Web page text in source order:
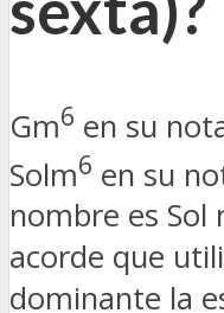
Gm6 en su
Solm6 en su
nombre es Sol
acorde que
dominante la